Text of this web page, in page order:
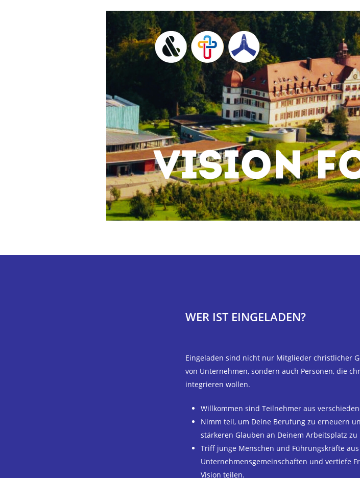
Hit enter to search or ESC to close
WER IST EINGELADEN?
Eingeladen sind nicht nur Mitglieder christlicher
von Unternehmen, sondern auch Personen, die
integrieren wollen.
Willkommen sind Teilnehmer aus
Nimm teil, um Deine Berufung zu erneuern
stärkeren Glauben an Deinem Arbeitsplatz
Triff junge Menschen und Führungskräfte
Unternehmensgemeinschaften und vertiefe
Vision teilen.